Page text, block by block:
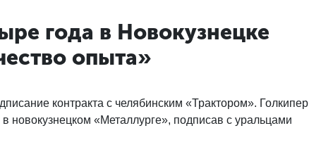
года в Новокузнецке
опыта»
контракта с челябинским «Трактором». Голкипер
новокузнецком «Металлурге», подписав с уральцами